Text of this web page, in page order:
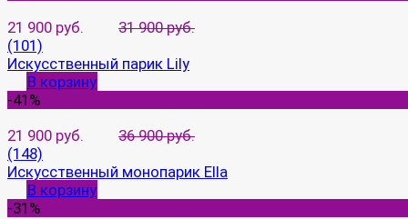
21 900 руб.
31 900 руб.
(101)
Искусственный парик Lily
В корзину
-41%
21 900 руб.
36 900 руб.
(148)
Искусственный монопарик Ella
В корзину
-31%